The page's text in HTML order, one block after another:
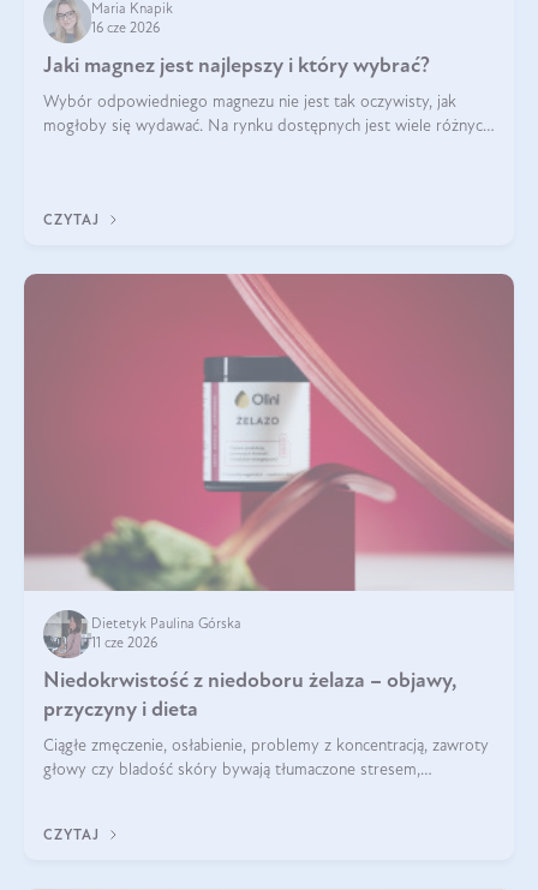
Maria Knapik
16 cze 2026
Jaki magnez jest najlepszy i który wybrać?
Wybór odpowiedniego magnezu nie jest tak oczywisty, jak
mogłoby się wydawać. Na rynku dostępnych jest wiele różnych
CZYTAJ
Dietetyk Paulina Górska
11 cze 2026
Niedokrwistość z niedoboru żelaza – objawy,
przyczyny i dieta
Ciągłe zmęczenie, osłabienie, problemy z koncentracją, zawroty
głowy czy bladość skóry bywają tłumaczone stresem,
CZYTAJ